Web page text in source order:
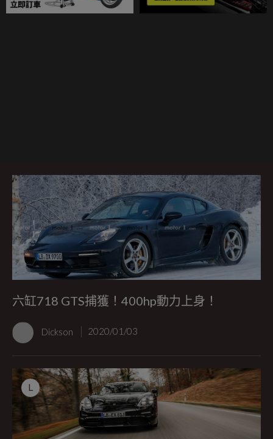
六缸718 GTS捕獲！400hp動力上身！
Dickson 2020/01/03
L